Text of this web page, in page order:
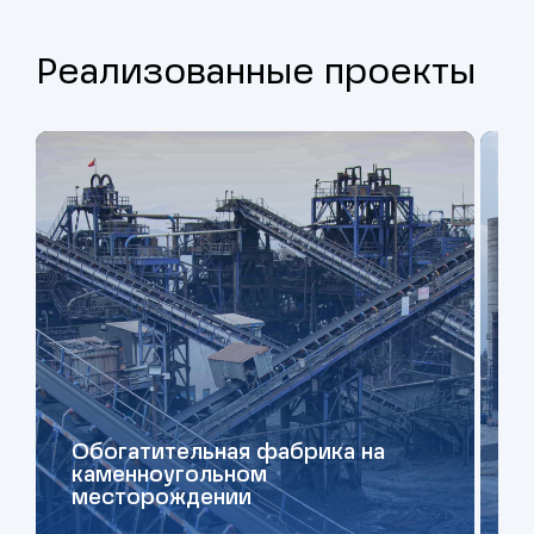
Реализованные проекты
Обогатительная фабрика на
каменноугольном
месторождении